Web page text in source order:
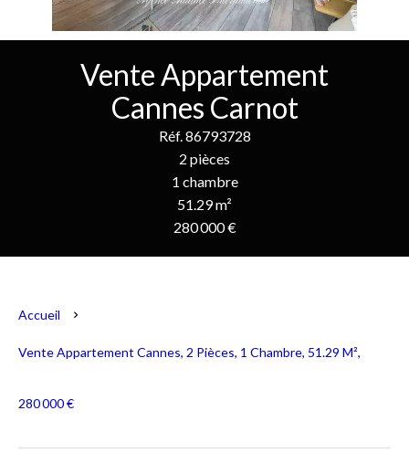
Vente Appartement
Cannes Carnot
Réf. 86793728
2 pièces
1 chambre
51.29 m²
280 000 €
Accueil
Vente Appartement Cannes, 2 Pièces, 1 Chambre, 51.29 M²,
280 000 €